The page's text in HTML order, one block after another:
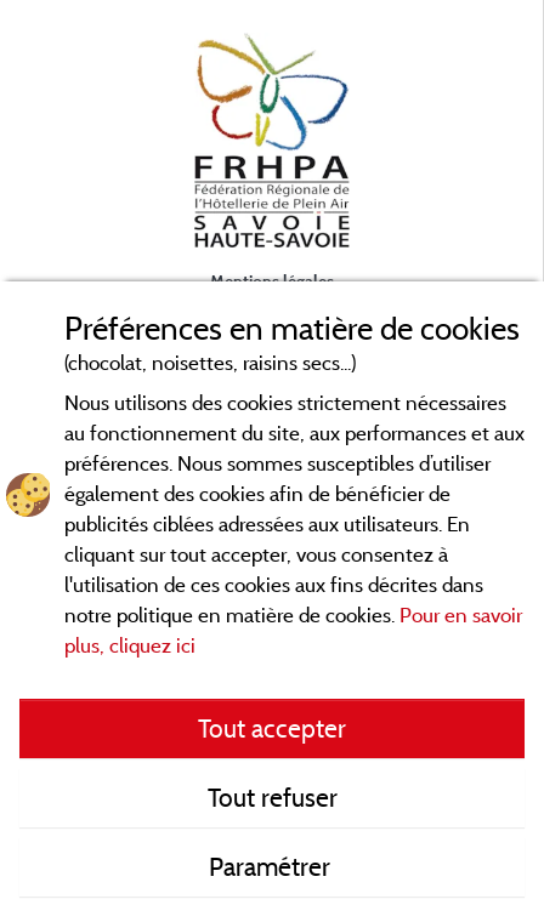
Mentions légales
Contact
CGV
Les meilleurs campings en Savoie. Consultez les fiches de nos
adhérents et découvrez nos meilleures offres en Chartreuse,
en Maurienne, Génévois, des lacs d'Aiguebelette, Annecy,
Léman et Le Bourget... informez vous directement ici en ligne
avant de contacter le camping pour réserver votre séjour
Faites vous votre propre idée du camping, au pied d'un lac, en
famille, avec vos animaux de compagnie, enVTT/Velo, sous la
tente, en camping car, dans un mobil home ou même de
Retrouvez ici tous les campings en Savoie
Préférences en matière de cookies
(chocolat, noisettes, raisins secs...)
Nous utilisons des cookies strictement nécessaires
au fonctionnement du site, aux performances et aux
préférences. Nous sommes susceptibles d’utiliser
également des cookies afin de bénéficier de
publicités ciblées adressées aux utilisateurs. En
cliquant sur tout accepter, vous consentez à
l'utilisation de ces cookies aux fins décrites dans
notre politique en matière de cookies. Pour en savoir
plus, cliquez ici
Tout accepter
Tout refuser
Paramétrer